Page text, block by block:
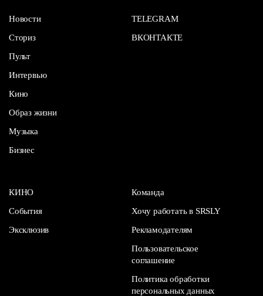
Новости
Сториз
Пульт
Интервью
Кино
Образ жизни
Музыка
Бизнес
TELEGRAM
ВКОНТАКТЕ
КИНО
События
Эксклюзив
Команда
Хочу работать в SRSLY
Рекламодателям
Пользовательское
соглашение
Политика обработки
персональных данных